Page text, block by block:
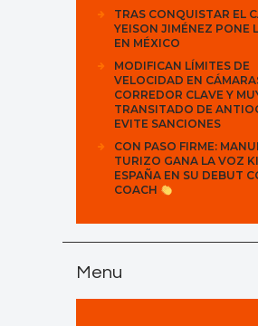
TRAS CONQUISTAR EL
YEISON JIMÉNEZ PONE
EN MÉXICO
MODIFICAN LÍMITES DE
VELOCIDAD EN
CORREDOR CLAVE Y
TRANSITADO DE
EVITE SANCIONES
CON PASO FIRME:
TURIZO GANA LA VOZ
ESPAÑA EN SU DEBUT
COACH
Menu